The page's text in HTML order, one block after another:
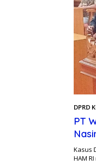
DPRD
PT
Kasus
HAM